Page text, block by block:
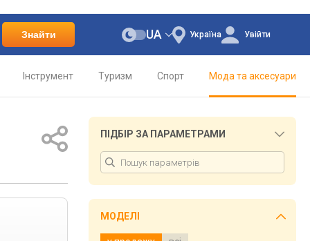
Знайти Україна
UA Увійти
Інструмент Туризм Спорт Мода та аксесуари
ПІДБІР ЗА ПАРАМЕТРАМИ
МОДЕЛІ